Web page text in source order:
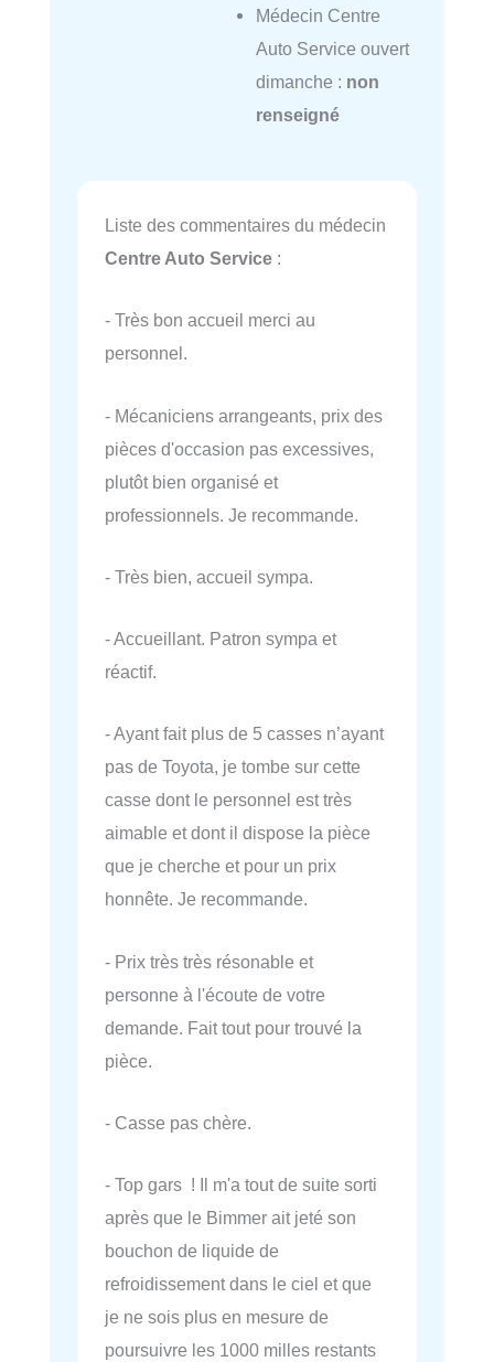
Médecin Centre
Auto Service ouvert
dimanche : non
renseigné
Liste des commentaires du médecin
Centre Auto Service :
- Très bon accueil merci au
personnel.
- Mécaniciens arrangeants, prix des
pièces d'occasion pas excessives,
plutôt bien organisé et
professionnels. Je recommande.
- Très bien, accueil sympa.
- Accueillant. Patron sympa et
réactif.
- Ayant fait plus de 5 casses n’ayant
pas de Toyota, je tombe sur cette
casse dont le personnel est très
aimable et dont il dispose la pièce
que je cherche et pour un prix
honnête. Je recommande.
- Prix très très résonable et
personne à l'écoute de votre
demande. Fait tout pour trouvé la
pièce.
- Casse pas chère.
- Top gars ! Il m'a tout de suite sorti
après que le Bimmer ait jeté son
bouchon de liquide de
refroidissement dans le ciel et que
je ne sois plus en mesure de
poursuivre les 1000 milles restants